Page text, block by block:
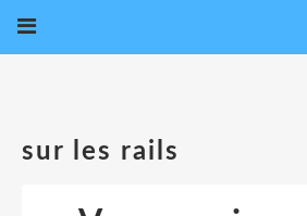
sur les rails